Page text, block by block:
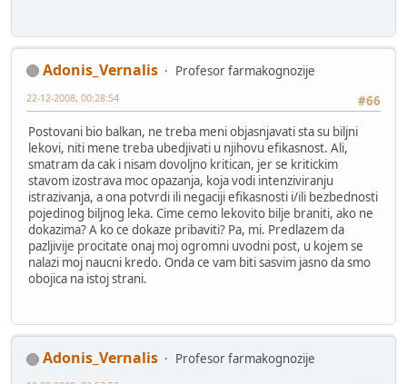
Adonis_Vernalis
Profesor farmakognozije
#66
22-12-2008, 00:28:54
Postovani bio balkan, ne treba meni objasnjavati sta su biljni
lekovi, niti mene treba ubedjivati u njihovu efikasnost. Ali,
smatram da cak i nisam dovoljno kritican, jer se kritickim
stavom izostrava moc opazanja, koja vodi intenziviranju
istrazivanja, a ona potvrdi ili negaciji efikasnosti i/ili bezbednosti
pojedinog biljnog leka. Cime cemo lekovito bilje braniti, ako ne
dokazima? A ko ce dokaze pribaviti? Pa, mi. Predlazem da
pazljivije procitate onaj moj ogromni uvodni post, u kojem se
nalazi moj naucni kredo. Onda ce vam biti sasvim jasno da smo
obojica na istoj strani.
Adonis_Vernalis
Profesor farmakognozije